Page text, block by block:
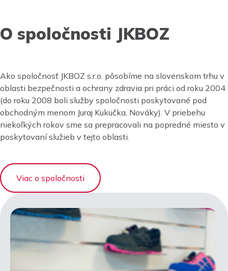
O spoločnosti JKBOZ
Ako spoločnosť JKBOZ s.r.o. pôsobíme na slovenskom trhu v
oblasti bezpečnosti a ochrany zdravia pri práci od roku 2004
(do roku 2008 boli služby spoločnosti poskytované pod
obchodným menom Juraj Kukučka, Nováky). V priebehu
niekoľkých rokov sme sa prepracovali na popredné miesto v
poskytovaní služieb v tejto oblasti.
Viac o spoločnosti